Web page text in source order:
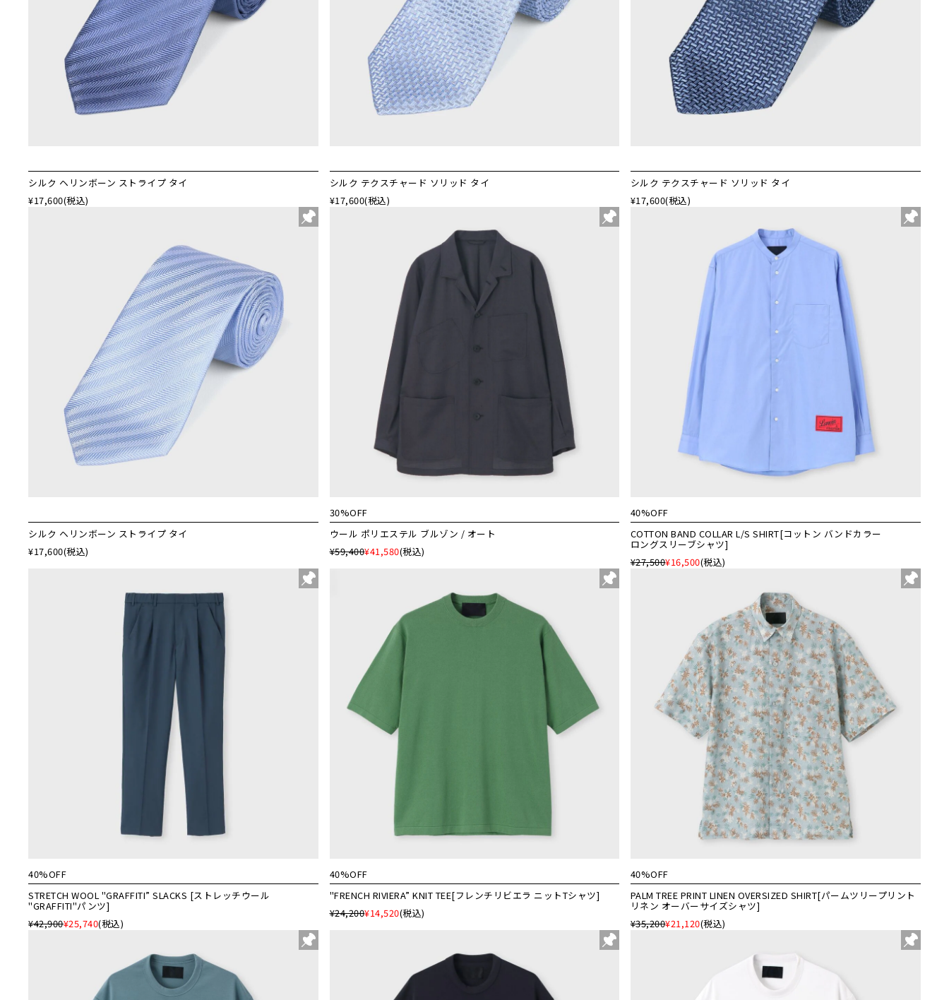
シルク ヘリンボーン ストライプ タイ
¥17,600(税込)
シルク テクスチャード ソリッド タイ
¥17,600(税込)
シルク テクスチャード ソリッド タイ
¥17,600(税込)
シルク ヘリンボーン ストライプ タイ
¥17,600(税込)
30%OFF
ウール ポリエステル ブルゾン / オート
¥59,400¥41,580(税込)
40%OFF
COTTON BAND COLLAR L/S SHIRT[コットン バンドカラー
ロングスリーブシャツ]
¥27,500¥16,500(税込)
40%OFF
STRETCH WOOL "GRAFFITI” SLACKS [ストレッチウール
"GRAFFITI"パンツ]
¥42,900¥25,740(税込)
40%OFF
"FRENCH RIVIERA” KNIT TEE[フレンチリビエラ ニットTシャツ]
¥24,200¥14,520(税込)
40%OFF
PALM TREE PRINT LINEN OVERSIZED SHIRT[パームツリープリント
リネン オーバーサイズシャツ]
¥35,200¥21,120(税込)